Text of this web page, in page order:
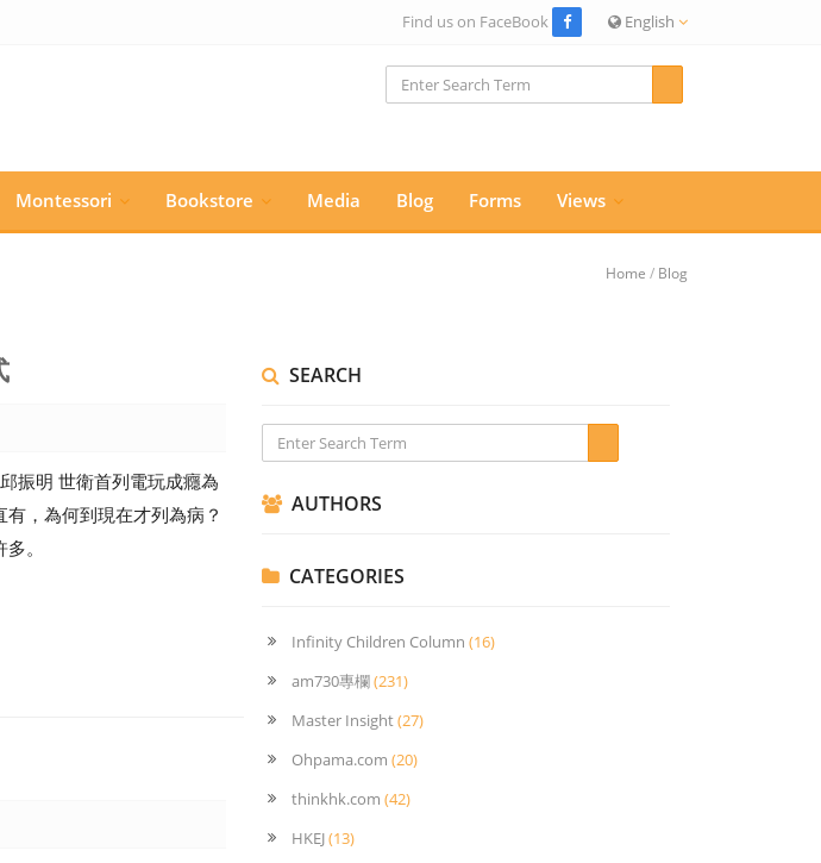
English
Find us on FaceBook
Montessori Bookstore Media Blog Forms Views
Home / Blog
振明 世衛首列電玩成癮為
，為何到現在才列為病？
。
SEARCH
AUTHORS
CATEGORIES
Infinity Children Column (16)
am730專欄(231)
Master Insight(27)
Ohpama.com (20)
thinkhk.com (42)
HKEJ(13)